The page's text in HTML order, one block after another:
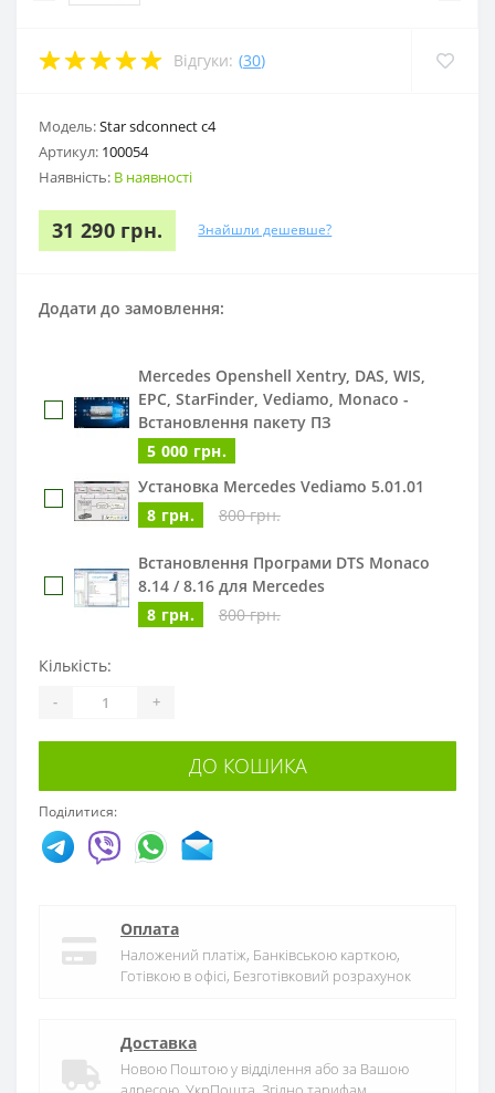
Відгуки: (30)
Модель:Star sdconnect c4
Артикул: 100054
Наявність: В наявності
31 290 грн. Знайшли дешевше?
Додати до замовлення:
Mercedes Openshell Xentry, DAS, WIS,
EPC, StarFinder, Vediamo, Monaco -
Встановлення пакету ПЗ
5 000 грн.
Установка Mercedes Vediamo 5.01.01
8 грн.
800 грн.
Встановлення Програми DTS Monaco
8.14 / 8.16 для Mercedes
8 грн.
800 грн.
Кількість:
- +
ДО КОШИКА
Поділитися:
Оплата
Наложений платіж, Банківською карткою,
Готівкою в офісі, Безготівковий розрахунок
Доставка
Новою Поштою у відділення або за Вашою